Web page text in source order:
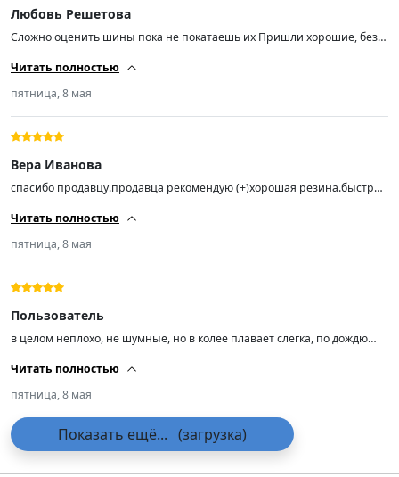
Любовь Решетова
Сложно оценить шины пока не покатаешь их Пришли хорошие, без
эксплуатации они меня обидят, то приду и напишу Ну если не
замечательн😅
Читать полностью
пятница, 8 мая
Вера Иванова
спасибо продавцу.продавца рекомендую (+)хорошая резина.быстро
Читать полностью
пятница, 8 мая
Пользователь
в целом неплохо, не шумные, но в колее плавает слегка, по дождю
Читать полностью
пятница, 8 мая
Показать ещё... (загрузка)